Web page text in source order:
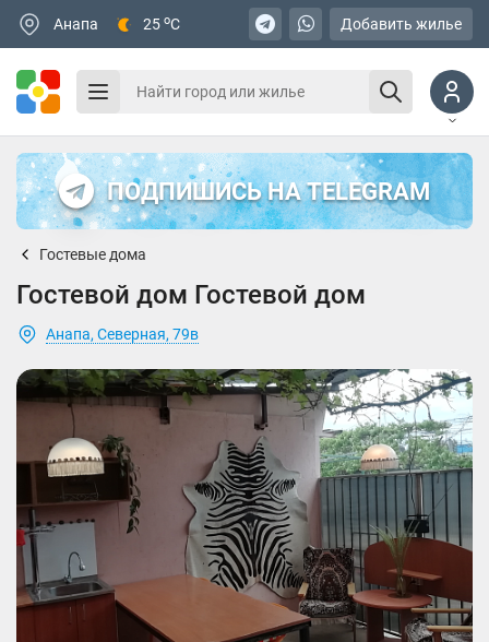
Анапа 25 oC Добавить жилье
ПОДПИШИСЬ НА TELEGRAM
Гостевые дома
Гостевой дом Гостевой дом
Анапа, Северная, 79в